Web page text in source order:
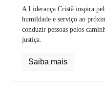
A Liderança Cristã inspira
humildade e serviço ao
conduzir pessoas pelos
justiça.
Saiba mais